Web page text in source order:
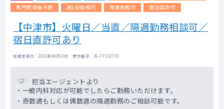
専門医資格不問
週1日勤務可 隔週勤務可 宿日直許可
【中津市】火曜日／当直／隔週勤務相談可／
宿日直許可あり
掲載更新日 : 2026年08月10日 案件番号 : 26-TF332730
担当エージェントより
・一般内科対応が可能でしたらご勤務いただけます。
・奇数週もしくは偶数週の隔週勤務のご相談可能です。